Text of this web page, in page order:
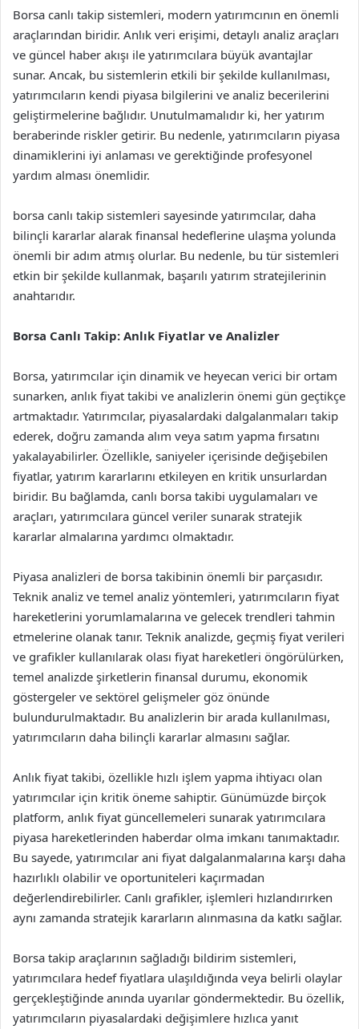
Borsa canlı takip sistemleri, modern yatırımcının en önemli
araçlarından biridir. Anlık veri erişimi, detaylı analiz araçları
ve güncel haber akışı ile yatırımcılara büyük avantajlar
sunar. Ancak, bu sistemlerin etkili bir şekilde kullanılması,
yatırımcıların kendi piyasa bilgilerini ve analiz becerilerini
geliştirmelerine bağlıdır. Unutulmamalıdır ki, her yatırım
beraberinde riskler getirir. Bu nedenle, yatırımcıların piyasa
dinamiklerini iyi anlaması ve gerektiğinde profesyonel
yardım alması önemlidir.
borsa canlı takip sistemleri sayesinde yatırımcılar, daha
bilinçli kararlar alarak finansal hedeflerine ulaşma yolunda
önemli bir adım atmış olurlar. Bu nedenle, bu tür sistemleri
etkin bir şekilde kullanmak, başarılı yatırım stratejilerinin
anahtarıdır.
Borsa Canlı Takip: Anlık Fiyatlar ve Analizler
Borsa, yatırımcılar için dinamik ve heyecan verici bir ortam
sunarken, anlık fiyat takibi ve analizlerin önemi gün geçtikçe
artmaktadır. Yatırımcılar, piyasalardaki dalgalanmaları takip
ederek, doğru zamanda alım veya satım yapma fırsatını
yakalayabilirler. Özellikle, saniyeler içerisinde değişebilen
fiyatlar, yatırım kararlarını etkileyen en kritik unsurlardan
biridir. Bu bağlamda, canlı borsa takibi uygulamaları ve
araçları, yatırımcılara güncel veriler sunarak stratejik
kararlar almalarına yardımcı olmaktadır.
Piyasa analizleri de borsa takibinin önemli bir parçasıdır.
Teknik analiz ve temel analiz yöntemleri, yatırımcıların fiyat
hareketlerini yorumlamalarına ve gelecek trendleri tahmin
etmelerine olanak tanır. Teknik analizde, geçmiş fiyat verileri
ve grafikler kullanılarak olası fiyat hareketleri öngörülürken,
temel analizde şirketlerin finansal durumu, ekonomik
göstergeler ve sektörel gelişmeler göz önünde
bulundurulmaktadır. Bu analizlerin bir arada kullanılması,
yatırımcıların daha bilinçli kararlar almasını sağlar.
Anlık fiyat takibi, özellikle hızlı işlem yapma ihtiyacı olan
yatırımcılar için kritik öneme sahiptir. Günümüzde birçok
platform, anlık fiyat güncellemeleri sunarak yatırımcılara
piyasa hareketlerinden haberdar olma imkanı tanımaktadır.
Bu sayede, yatırımcılar ani fiyat dalgalanmalarına karşı daha
hazırlıklı olabilir ve oportuniteleri kaçırmadan
değerlendirebilirler. Canlı grafikler, işlemleri hızlandırırken
aynı zamanda stratejik kararların alınmasına da katkı sağlar.
Borsa takip araçlarının sağladığı bildirim sistemleri,
yatırımcılara hedef fiyatlara ulaşıldığında veya belirli olaylar
gerçekleştiğinde anında uyarılar göndermektedir. Bu özellik,
yatırımcıların piyasalardaki değişimlere hızlıca yanıt